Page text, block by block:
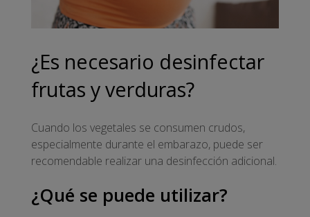
¿Es necesario desinfectar
frutas y verduras?
Cuando los vegetales se consumen crudos,
especialmente durante el embarazo, puede ser
recomendable realizar una desinfección adicional.
¿Qué se puede utilizar?